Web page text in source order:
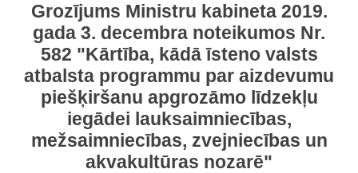
Grozījums Ministru kabineta 2019.
gada 3. decembra noteikumos Nr.
582 "Kārtība, kādā īsteno valsts
atbalsta programmu par aizdevumu
piešķiršanu apgrozāmo līdzekļu
iegādei lauksaimniecības,
mežsaimniecības, zvejniecības un
akvakultūras nozarē"